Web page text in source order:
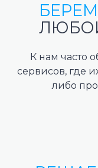
К нам часто
сервисов, где
либо